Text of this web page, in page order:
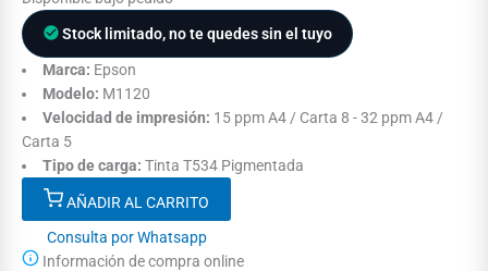
Stock limitado, no te quedes sin el tuyo
Marca: Epson
Modelo: M1120
Velocidad de impresión: 15 ppm A4 / Carta 8 - 32 ppm A4 /
Carta 5
Tipo de carga: Tinta T534 Pigmentada
AÑADIR AL CARRITO
Consulta por Whatsapp
Información de compra online